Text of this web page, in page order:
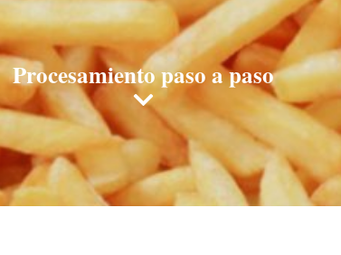
Procesamiento paso a paso